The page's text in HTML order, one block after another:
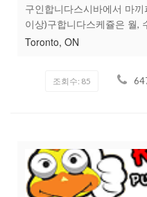
구인합니다스시바에서 마
이상)구합니다스케쥴은 월,
명 및 지역: KIBO Regent
문자로 나이 , 경력 간단한
한자( 일부 캐쉬 가능)페이
Toronto, ON
조회수: 85